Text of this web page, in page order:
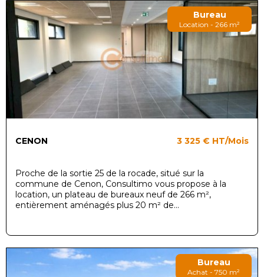
Bureau
Location - 266 m²
CENON 3 325 € HT/Mois
Proche de la sortie 25 de la rocade, situé sur la
commune de Cenon, Consultimo vous propose à la
location, un plateau de bureaux neuf de 266 m²,
entièrement aménagés plus 20 m² de...
Bureau
Achat - 750 m²